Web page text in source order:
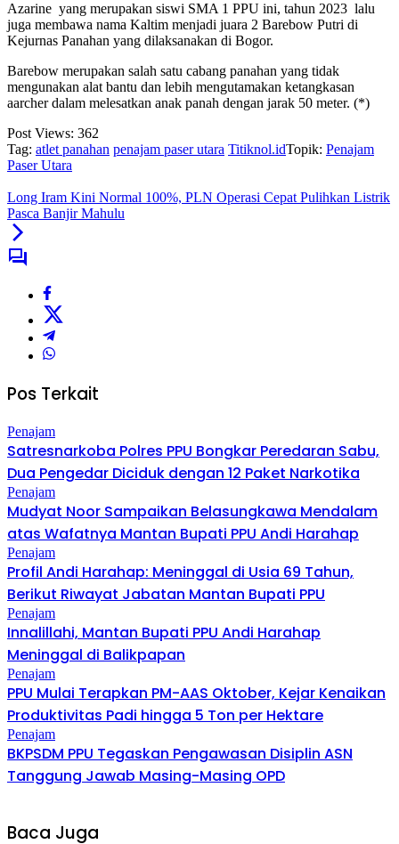
Azarine yang merupakan siswi SMA 1 PPU ini, tahun 2023 lalu
juga membawa nama Kaltim menjadi juara 2 Barebow Putri di
Kejurnas Panahan yang dilaksanakan di Bogor.
Barebow merupakan salah satu cabang panahan yang tidak
mengunakan alat bantu dan lebih mengutamakan ketangkasan
aarcher dalam melesatkan anak panah dengan jarak 50 meter. (*)
Post Views: 362
Tag: atlet panahan penajam paser utara Titiknol.idTopik: Penajam
Paser Utara
Long Iram Kini Normal 100%, PLN Operasi Cepat Pulihkan Listrik
Pasca Banjir Mahulu
Pos Terkait
Penajam
Satresnarkoba Polres PPU Bongkar Peredaran Sabu,
Dua Pengedar Diciduk dengan 12 Paket Narkotika
Penajam
Mudyat Noor Sampaikan Belasungkawa Mendalam
atas Wafatnya Mantan Bupati PPU Andi Harahap
Penajam
Profil Andi Harahap: Meninggal di Usia 69 Tahun,
Berikut Riwayat Jabatan Mantan Bupati PPU
Penajam
Innalillahi, Mantan Bupati PPU Andi Harahap
Meninggal di Balikpapan
Penajam
PPU Mulai Terapkan PM-AAS Oktober, Kejar Kenaikan
Produktivitas Padi hingga 5 Ton per Hektare
Penajam
BKPSDM PPU Tegaskan Pengawasan Disiplin ASN
Tanggung Jawab Masing-Masing OPD
Baca Juga